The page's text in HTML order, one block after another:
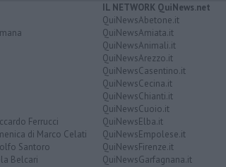
Ferrucci
di Marco Celati
Santoro
Belcari
IL NETWORK QuiNews.net
QuiNewsAbetone.it
QuiNewsAmiata.it
QuiNewsAnimali.it
QuiNewsArezzo.it
QuiNewsCasentino.it
QuiNewsCecina.it
QuiNewsChianti.it
QuiNewsCuoio.it
QuiNewsElba.it
QuiNewsEmpolese.it
QuiNewsFirenze.it
QuiNewsGarfagnana.it